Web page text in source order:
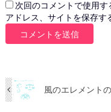
次回のコメントで使用
アドレス、サイトを保存す
風のエレメント